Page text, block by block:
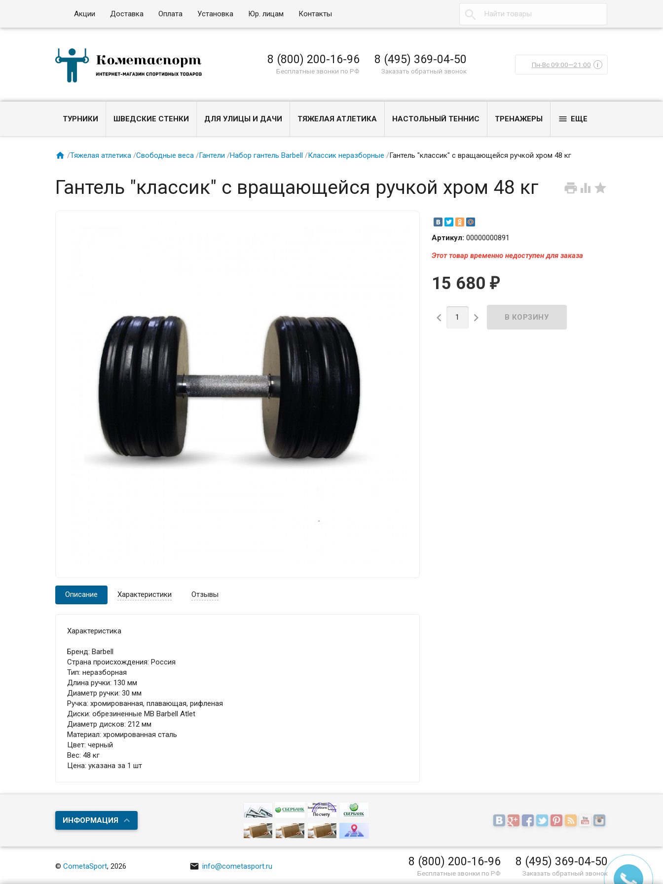
Акции Доставка Оплата Установка Юр. лицам Контакты 
8 (800) 200-16-96
Бесплатные звонки по РФ
8 (495) 369-04-50
Заказать обратный звонок
Пн-Вс 09:00—21:00 i
ТУРНИКИ ШВЕДСКИЕ СТЕНКИ ДЛЯ УЛИЦЫ И ДАЧИ ТЯЖЕЛАЯ АТЛЕТИКА НАСТОЛЬНЫЙ ТЕННИС ТРЕНАЖЕРЫ  ЕЩЕ
 /Тяжелая атлетика /Свободные веса /Гантели /Набор гантель Barbell /Классик неразборные /Гантель "классик" с вращающейся ручкой хром 48 кг
  
Гантель "классик" с вращающейся ручкой хром 48 кг
Артикул: 00000000891
Этот товар временно недоступен для заказа
15 680 ₽
 
Описание Характеристики Отзывы
Характеристика
Бренд: Barbell
Страна происхождения: Россия
Тип: неразборная
Длина ручки: 130 мм
Диаметр ручки: 30 мм
Ручка: хромированная, плавающая, рифленая
Диски: обрезиненные MB Barbell Atlet
Диаметр дисков: 212 мм
Материал: хромированная сталь
Цвет: черный
Вес: 48 кг
Цена: указана за 1 шт
ИНФОРМАЦИЯ
©CometaSport, 2026  info@cometasport.ru 8 (800) 200-16-96
Бесплатные звонки по РФ
8 (495) 369-04-50
Заказать обратный звонок